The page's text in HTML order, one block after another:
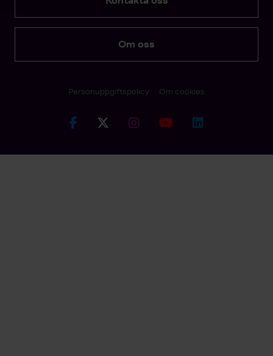
Om oss
Personuppgiftspolicy Om cookies